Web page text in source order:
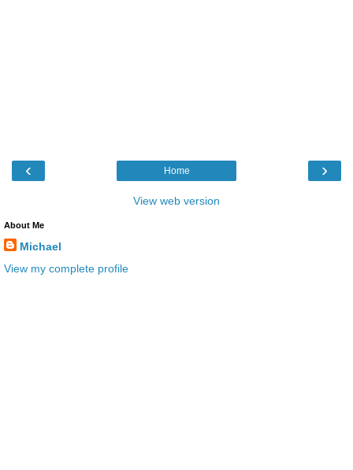
‹ ›
Home
View web version
About Me
Michael
View my complete profile